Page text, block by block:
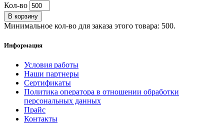
Кол-во
В корзину
Минимальное кол-во для заказа этого товара: 500.
Информация
Условия работы
Наши партнеры
Сертификаты
Политика оператора в отношении обработки
персональных данных
Прайс
Контакты